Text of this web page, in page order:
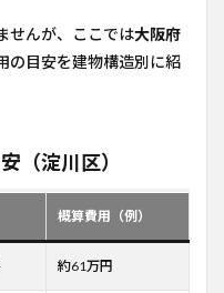
せんが、ここでは大阪府
の目安を建物構造別に紹
（淀川区）
概算費用（例）
約61万円